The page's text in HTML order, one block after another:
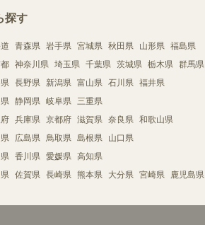
探す
青森県 岩手県 宮城県 秋田県 山形県 福島県
神奈川県 埼玉県 千葉県 茨城県 栃木県 群馬県
長野県 新潟県 富山県 石川県 福井県
静岡県 岐阜県 三重県
兵庫県 京都府 滋賀県 奈良県 和歌山県
広島県 鳥取県 島根県 山口県
香川県 愛媛県 高知県
佐賀県 長崎県 熊本県 大分県 宮崎県 鹿児島県